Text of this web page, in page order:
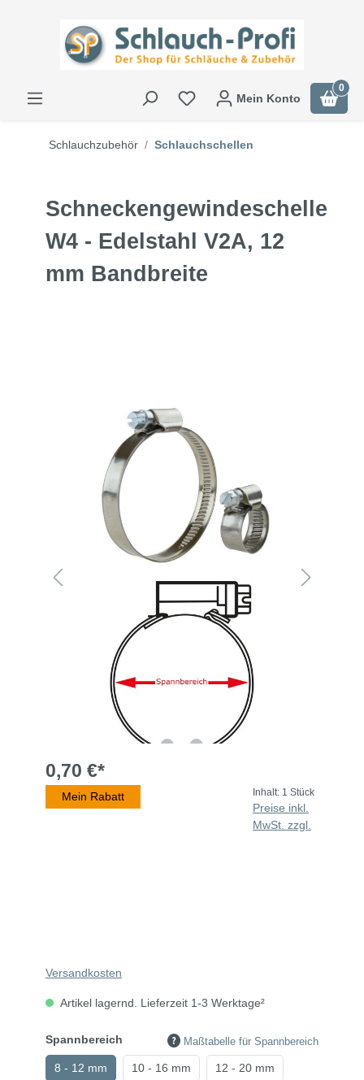
Mein Konto
0
Schlauchzubehör Schlauchschellen
Schneckengewindeschelle
W4 - Edelstahl V2A, 12
mm Bandbreite
0,70 €*
Mein Rabatt Inhalt: 1 Stück
Preise inkl.
MwSt. zzgl.
Versandkosten
Artikel lagernd. Lieferzeit 1-3 Werktage²
Spannbereich Maßtabelle für Spannbereich
8 - 12 mm 10 - 16 mm 12 - 20 mm